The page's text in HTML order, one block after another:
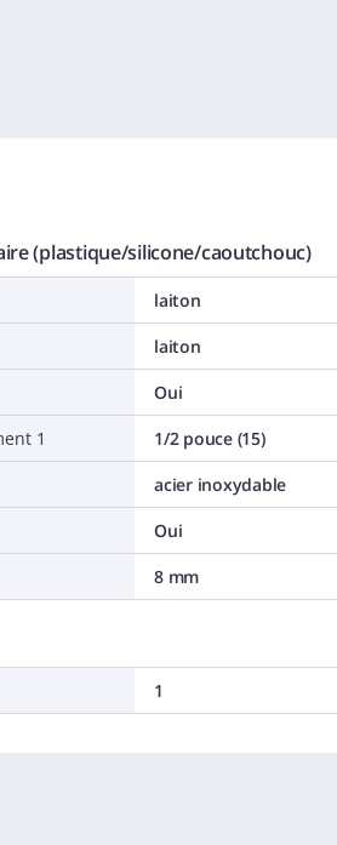
(plastique/silicone/caoutchouc)
laiton
laiton
Oui
1
1/2 pouce (15)
acier inoxydable
Oui
8 mm
1